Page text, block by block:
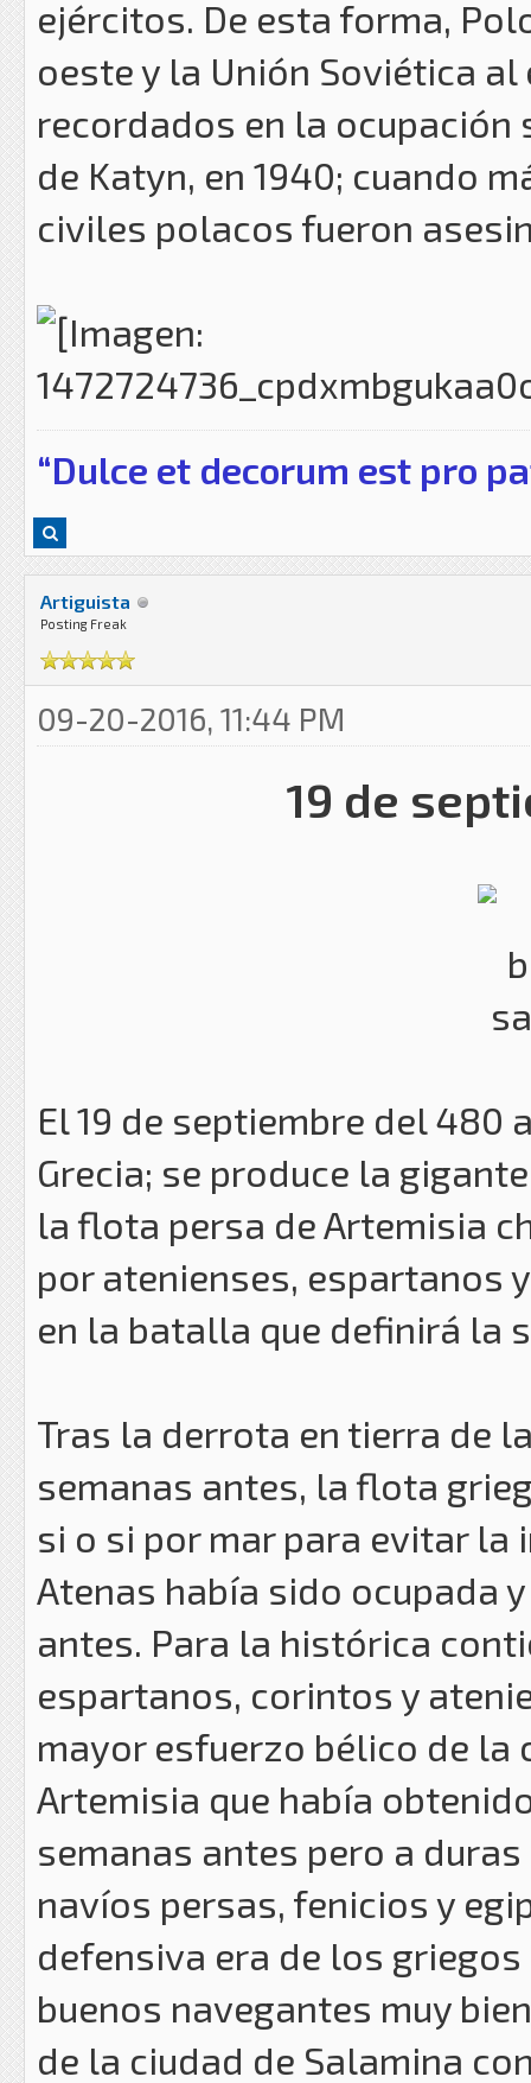
ejércitos. De esta forma,
oeste y la Unión Soviética
recordados en la ocupación
de Katyn, en 1940; cuando
civiles polacos fueron
“Dulce et decorum est pro
Artiguista
Posting Freak
09-20-2016, 11:44 PM
19 de
El 19 de septiembre del 480
Grecia; se produce la
la flota persa de Artemisia
por atenienses, espartanos
en la batalla que definirá la
Tras la derrota en tierra de
semanas antes, la flota
si o si por mar para evitar la
Atenas había sido ocupada
antes. Para la histórica
espartanos, corintos y
mayor esfuerzo bélico de
Artemisia que había
semanas antes pero a
navíos persas, fenicios y
defensiva era de los
buenos navegantes muy
de la ciudad de Salamina